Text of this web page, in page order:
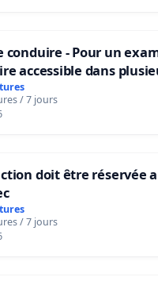
conduire - Pour un
accessible dans
/ 7 jours
doit être réservée
/ 7 jours